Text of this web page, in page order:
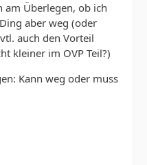
am Überlegen, ob ich
aber weg (oder
auch den Vorteil
kleiner im OVP Teil?)
Kann weg oder muss